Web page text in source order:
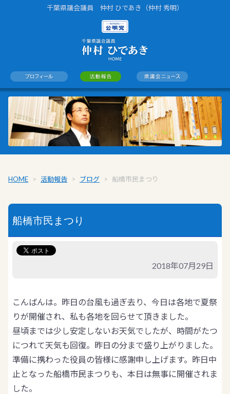
千葉県議会議員 仲村 ひであき（仲村 秀明）
HOME > 活動報告 > ブログ > 船橋市民まつり
船橋市民まつり
2018年07月29日
こんばんは。昨日の台風も過ぎ去り、今日は各地で夏祭
りが開催され、私も各地を回らせて頂きました。
昼頃までは少し安定しないお天気でしたが、時間がたつ
につれて天気も回復。昨日の分まで盛り上がりました。
準備に携わった役員の皆様に感謝申し上げます。昨日中
止となった船橋市民まつりも、本日は無事に開催されま
した。